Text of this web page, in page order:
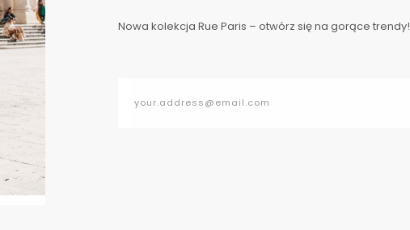
Nowa kolekcja Rue Paris – otwórz się na gorące trendy!